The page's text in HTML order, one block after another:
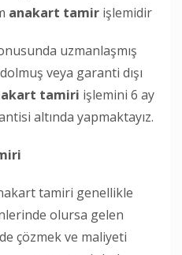
anakart tamir işlemidir
uzmanlaşmış
veya garanti dışı
tamiri işlemini 6 ay
altında yapmaktayız.
tamiri genellikle
olursa gelen
çözmek ve maliyeti